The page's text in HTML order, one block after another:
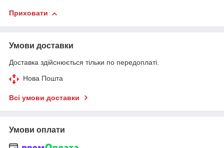
Приховати
Умови доставки
Доставка здійснюється тільки по передоплаті.
Нова Пошта
Всі умови доставки
Умови оплати